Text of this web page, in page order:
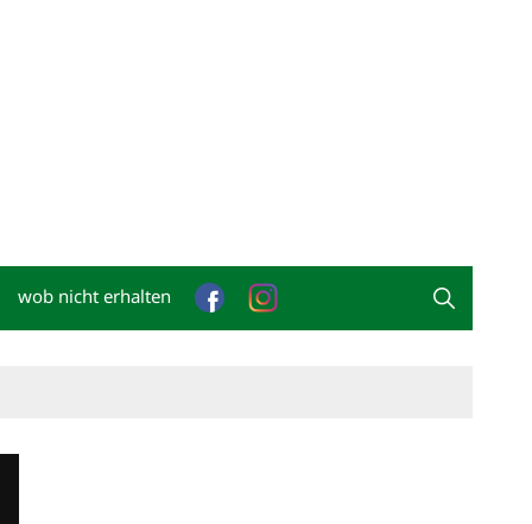
wob nicht erhalten